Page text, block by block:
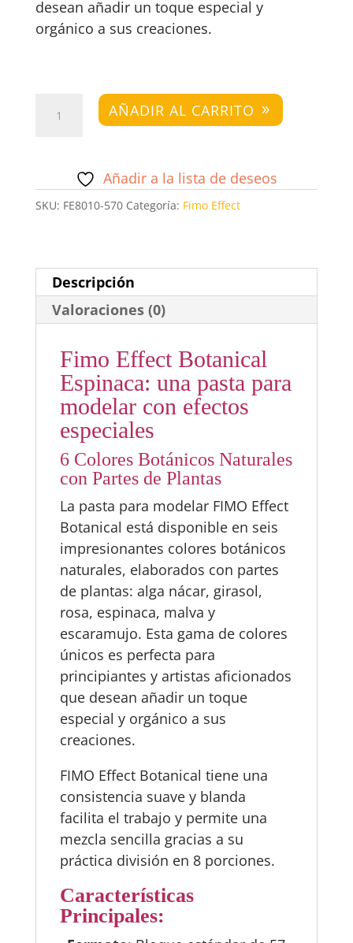
desean añadir un toque especial y
orgánico a sus creaciones.
Effect
Espinaca
cantidad
AÑADIR AL CARRITO
Añadir a la lista de deseos
SKU: FE8010-570 Categoría: Fimo Effect
Descripción
Valoraciones (0)
Fimo Effect Botanical
Espinaca: una pasta para
modelar con efectos
especiales
6 Colores Botánicos Naturales
con Partes de Plantas
La pasta para modelar FIMO Effect
Botanical está disponible en seis
impresionantes colores botánicos
naturales, elaborados con partes
de plantas: alga nácar, girasol,
rosa, espinaca, malva y
escaramujo. Esta gama de colores
únicos es perfecta para
principiantes y artistas aficionados
que desean añadir un toque
especial y orgánico a sus
creaciones.
FIMO Effect Botanical tiene una
consistencia suave y blanda
facilita el trabajo y permite una
mezcla sencilla gracias a su
práctica división en 8 porciones.
Características
Principales: